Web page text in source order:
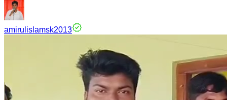
amirulislamsk2013